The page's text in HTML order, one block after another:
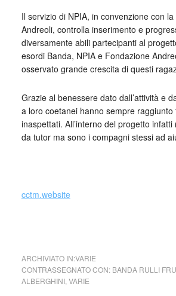
Il servizio di NPIA, in convenzione con
Andreoli, controlla inserimento e
diversamente abili partecipanti al
esordi Banda, NPIA e Fondazione
osservato grande crescita di questi
Grazie al benessere dato dall’attività e
a loro coetanei hanno sempre raggiunto
inaspettati. All’interno del progetto
da tutor ma sono i compagni stessi ad
cctm.website
ARCHIVIATO IN:VARIE
CONTRASSEGNATO CON: BANDA RULLI
ALBERGHINI, VARIE